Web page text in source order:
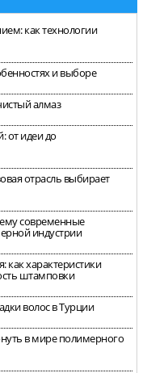
как технологии
и выборе
алмаз
от идеи до
отрасль выбирает
современные
индустрии
характеристики
штамповки
волос в Турции
в мире полимерного